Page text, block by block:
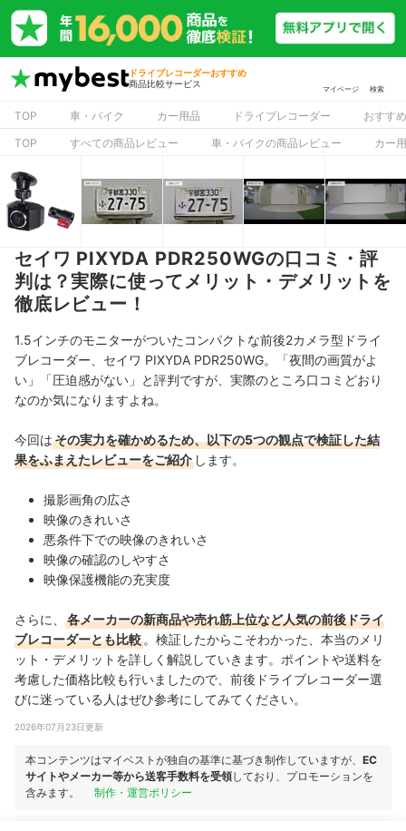
ドライブレコーダーおすすめ
商品比較サービス
マイページ 検索
TOP 車・バイク カー用品 ドライブレコーダー
おすす
TOP
すべての商品レビュー 車・バイクの商品レビュー カー
セイワ PIXYDA PDR250WGの口コミ・評
判は？実際に使ってメリット・デメリットを
徹底レビュー！
1.5インチのモニターがついたコンパクトな前後2カメラ型ドライ
ブレコーダー、 セイワ PIXYDA PDR250WG。「夜間の画質がよ
い」「圧迫感がない」と評判ですが、実際のところ口コミどおり
なのか気になりますよね。
今回はその実力を確かめるため、以下の5つの観点で検証した結
果をふまえたレビューをご紹介 します。
撮影画角の広さ
映像のきれいさ
悪条件下での映像のきれいさ
映像の確認のしやすさ
映像保護機能の充実度
さらに、
各メーカーの新商品や売れ筋上位など人気の前後ドライ
ブレコーダーとも比較 。検証したからこそわかった、本当のメリ
ット・デメリットを詳しく解説していきます。ポイントや送料を
考慮した価格比較も行いましたので、前後ドライブレコーダー選
びに迷っている人はぜひ参考にしてみてください。
2026年07月23日更新
本コンテンツはマイベストが独自の基準に基づき制作していますが、 EC
サイトやメーカー等から送客手数料を受領しており、プロモーションを
含みます。
制作・運営ポリシー